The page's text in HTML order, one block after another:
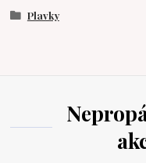
Plavky